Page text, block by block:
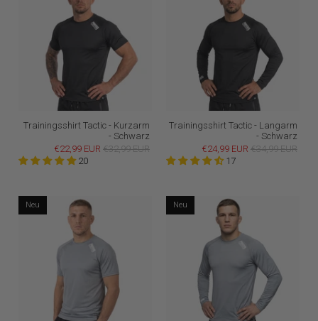
Trainingsshirt Tactic - Kurzarm
- Schwarz
€22,99 EUR €32,99 EUR
20
Trainingsshirt Tactic - Langarm
- Schwarz
€24,99 EUR €34,99 EUR
17
Neu Neu